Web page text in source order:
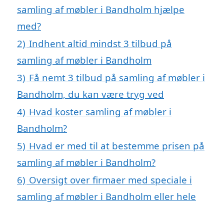
samling af møbler i Bandholm hjælpe
med?
2) Indhent altid mindst 3 tilbud på
samling af møbler i Bandholm
3) Få nemt 3 tilbud på samling af møbler i
Bandholm, du kan være tryg ved
4) Hvad koster samling af møbler i
Bandholm?
5) Hvad er med til at bestemme prisen på
samling af møbler i Bandholm?
6) Oversigt over firmaer med speciale i
samling af møbler i Bandholm eller hele